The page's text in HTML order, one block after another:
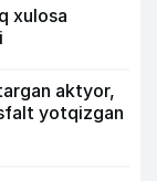
xulosa
aktyor,
yotqizgan